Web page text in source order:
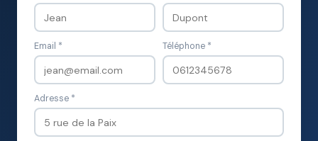
Email * Téléphone *
Adresse *